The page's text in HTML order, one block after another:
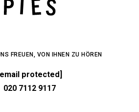
FREUEN, VON IHNEN ZU HÖREN
protected]
020 7112 9117